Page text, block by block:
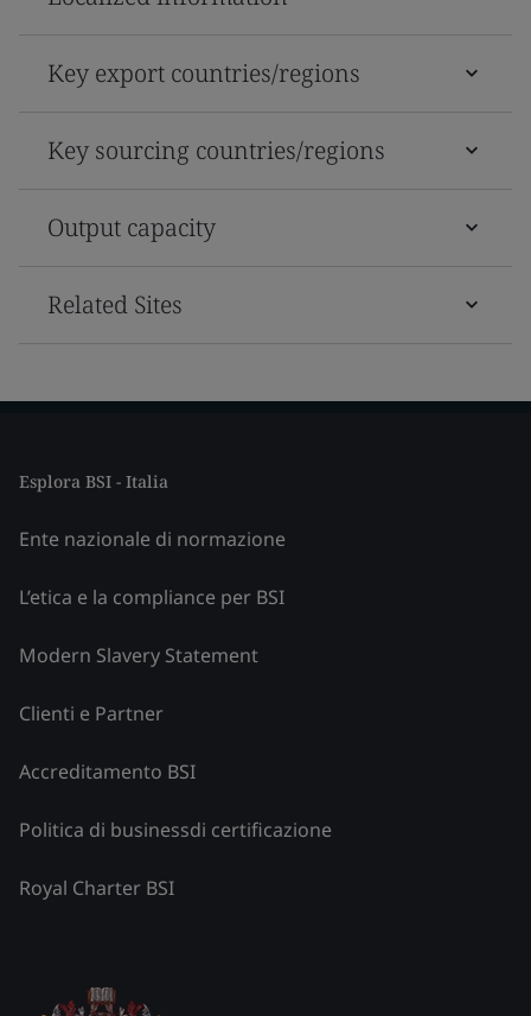
Key export countries/regions
Key sourcing countries/regions
Output capacity
Related Sites
Esplora BSI - Italia
Ente nazionale di normazione
L’etica e la compliance per BSI
Modern Slavery Statement
Clienti e Partner
Accreditamento BSI
Politica di businessdi certificazione
Royal Charter BSI